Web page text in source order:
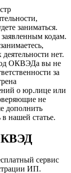
заниматься.
заявленным кодам.
нет.
ОКВЭДа вы не
за
о юр.лице или
не
дополнить
нашей статье.
сервис
ИП.